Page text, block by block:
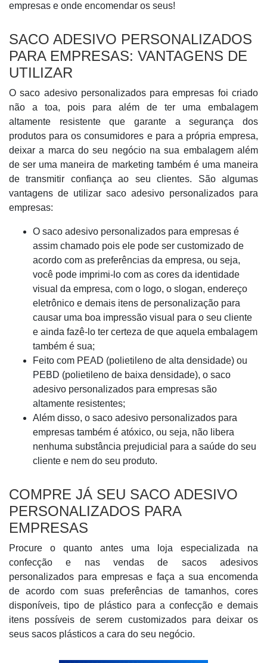
empresas e onde encomendar os seus!
SACO ADESIVO PERSONALIZADOS
PARA EMPRESAS: VANTAGENS DE
UTILIZAR
O saco adesivo personalizados para empresas foi criado
não a toa, pois para além de ter uma embalagem
altamente resistente que garante a segurança dos
produtos para os consumidores e para a própria empresa,
deixar a marca do seu negócio na sua embalagem além
de ser uma maneira de marketing também é uma maneira
de transmitir confiança ao seu clientes. São algumas
vantagens de utilizar saco adesivo personalizados para
empresas:
O saco adesivo personalizados para empresas é
assim chamado pois ele pode ser customizado de
acordo com as preferências da empresa, ou seja,
você pode imprimi-lo com as cores da identidade
visual da empresa, com o logo, o slogan, endereço
eletrônico e demais itens de personalização para
causar uma boa impressão visual para o seu cliente
e ainda fazê-lo ter certeza de que aquela embalagem
também é sua;
Feito com PEAD (polietileno de alta densidade) ou
PEBD (polietileno de baixa densidade), o saco
adesivo personalizados para empresas são
altamente resistentes;
Além disso, o saco adesivo personalizados para
empresas também é atóxico, ou seja, não libera
nenhuma substância prejudicial para a saúde do seu
cliente e nem do seu produto.
COMPRE JÁ SEU SACO ADESIVO
PERSONALIZADOS PARA
EMPRESAS
Procure o quanto antes uma loja especializada na
confecção e nas vendas de sacos adesivos
personalizados para empresas e faça a sua encomenda
de acordo com suas preferências de tamanhos, cores
disponíveis, tipo de plástico para a confecção e demais
itens possíveis de serem customizados para deixar os
seus sacos plásticos a cara do seu negócio.